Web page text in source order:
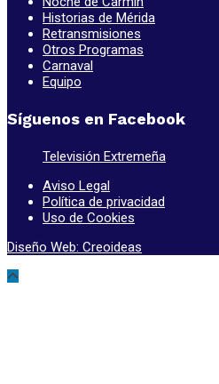
Historias de Mérida
Retransmisiones
Otros Programas
Carnaval
Equipo
Síguenos en Facebook
Televisión Extremeña
Aviso Legal
Política de privacidad
Uso de Cookies
Diseño Web: Creoideas